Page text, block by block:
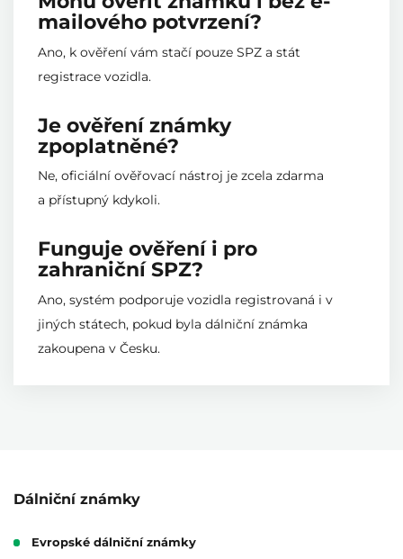
mailového potvrzení?
Ano, k ověření vám stačí pouze SPZ a stát
registrace vozidla.
Je ověření známky
zpoplatněné?
Ne, oficiální ověřovací nástroj je zcela zdarma
a přístupný kdykoli.
Funguje ověření i pro
zahraniční SPZ?
Ano, systém podporuje vozidla registrovaná i v
jiných státech, pokud byla dálniční známka
zakoupena v Česku.
Dálniční známky
Evropské dálniční známky